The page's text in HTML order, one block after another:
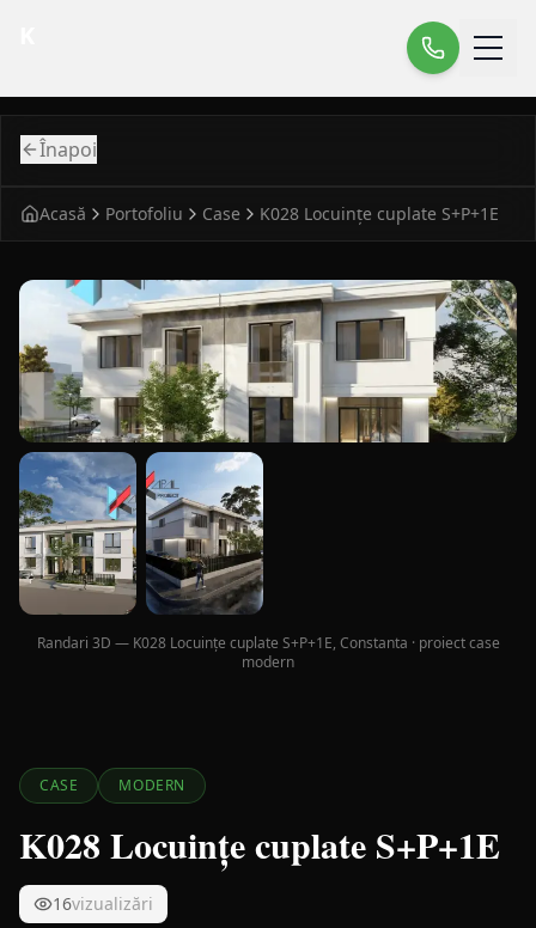
Înapoi
Acasă Portofoliu Case K028 Locuințe cuplate S+P+1E
fatada principala pentru case modern K028 Locuinte
vedere laterala pentru case modern K028 Locuinte
detaliu fatada pentru case modern K028
Randari 3D — K028 Locuințe cuplate S+P+1E, Constanta · proiect case
modern
CASE MODERN
K028 Locuințe cuplate S+P+1E
16vizualizări